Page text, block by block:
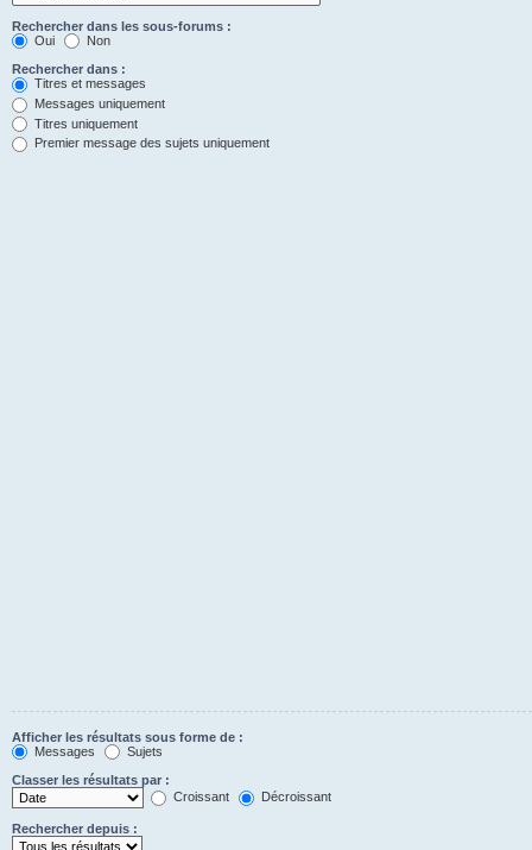
Rechercher dans les sous-forums :
Oui
Non
Rechercher dans :
Titres et messages
Messages uniquement
Titres uniquement
Premier message des sujets uniquement
Afficher les résultats sous forme de :
Messages
Sujets
Classer les résultats par :
Croissant
Décroissant
Rechercher depuis :